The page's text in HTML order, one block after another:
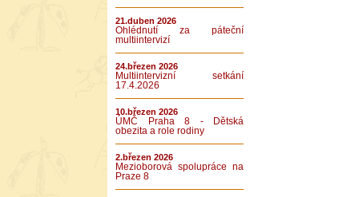
21.duben 2026
Ohlédnutí za páteční
multiintervizí
24.březen 2026
Multiintervizní setkání
17.4.2026
10.březen 2026
ÚMČ Praha 8 - Dětská
obezita a role rodiny
2.březen 2026
Mezioborová spolupráce na
Praze 8